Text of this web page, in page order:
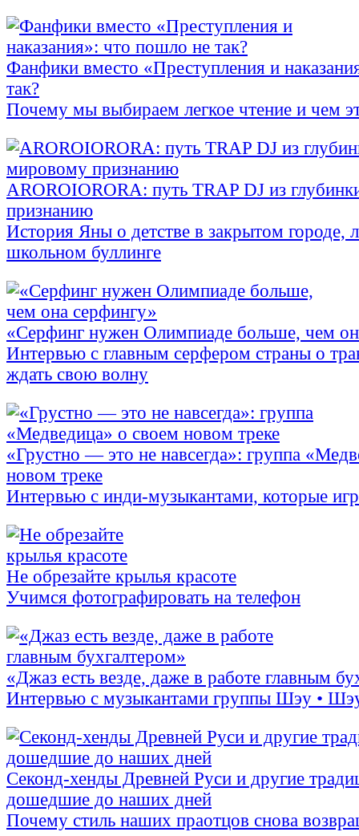
Фанфики вместо «Преступления и
так?
Почему мы выбираем легкое чтение и чем
АROROIORORA: путь TRAP DJ из
признанию
История Яны о детстве в закрытом городе,
школьном буллинге
«Серфинг нужен Олимпиаде больше, чем
Интервью с главным серфером страны о
ждать свою волну
«Грустно — это не навсегда»: группа
новом треке
Интервью с инди-музыкантами, которые
Не обрезайте крылья красоте
Учимся фотографировать на телефон
«Джаз есть везде, даже в работе главным
Интервью с музыкантами группы Шэу •
Секонд-хенды Древней Руси и другие
дошедшие до наших дней
Почему стиль наших праотцов снова